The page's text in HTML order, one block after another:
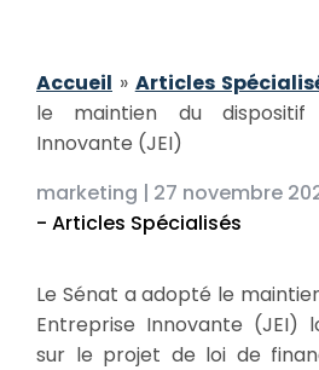
Accueil » Articles
le maintien du dispositif
Innovante (JEI)
marketing | 27 novembre
- Articles Spécialisés
Le Sénat a adopté le
Entreprise Innovante (JEI)
sur le projet de loi de